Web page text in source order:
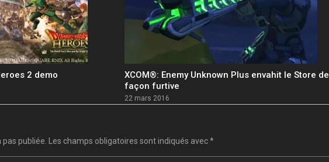
2 demo
XCOM®: Enemy Unknown Plus envahit le Store de
façon furtive
22 mars 2016
publiée. Les champs obligatoires sont indiqués avec*